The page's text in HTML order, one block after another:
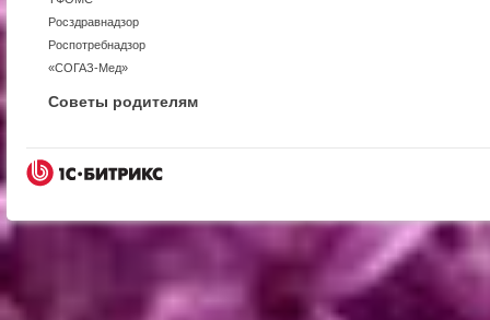
Росздравнадзор
Роспотребнадзор
«СОГАЗ-Мед»
Советы родителям